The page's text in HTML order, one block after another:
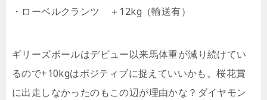
・ローベルクランツ ＋12kg（輸送有）
ギリーズボールはデビュー以来馬体重が減り続けてい
るので+10kgはポジティブに捉えていいかも。桜花賞
に出走しなかったのもこの辺が理由かな？ダイヤモン